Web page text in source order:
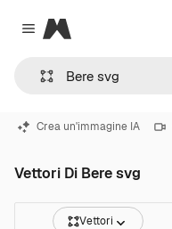
Close menu
Magnific
Crea un'immagine IA
Vettori Di Bere svg
Vettori